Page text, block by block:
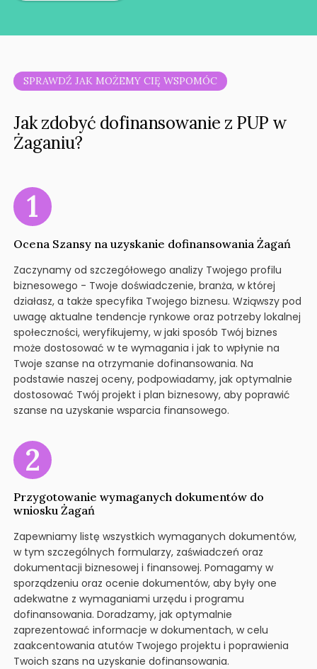
SPRAWDŹ JAK MOŻEMY CIĘ WSPOMÓC
Jak zdobyć dofinansowanie z PUP w
Żaganiu?
Ocena Szansy na uzyskanie dofinansowania Żagań
Zaczynamy od szczegółowego analizy Twojego profilu
biznesowego - Twoje doświadczenie, branża, w której
działasz, a także specyfika Twojego biznesu. Wziąwszy pod
uwagę aktualne tendencje rynkowe oraz potrzeby lokalnej
społeczności, weryfikujemy, w jaki sposób Twój biznes
może dostosować w te wymagania i jak to wpłynie na
Twoje szanse na otrzymanie dofinansowania. Na
podstawie naszej oceny, podpowiadamy, jak optymalnie
dostosować Twój projekt i plan biznesowy, aby poprawić
szanse na uzyskanie wsparcia finansowego.
Przygotowanie wymaganych dokumentów do
wniosku Żagań
Zapewniamy listę wszystkich wymaganych dokumentów,
w tym szczególnych formularzy, zaświadczeń oraz
dokumentacji biznesowej i finansowej. Pomagamy w
sporządzeniu oraz ocenie dokumentów, aby były one
adekwatne z wymaganiami urzędu i programu
dofinansowania. Doradzamy, jak optymalnie
zaprezentować informacje w dokumentach, w celu
zaakcentowania atutów Twojego projektu i poprawienia
Twoich szans na uzyskanie dofinansowania.